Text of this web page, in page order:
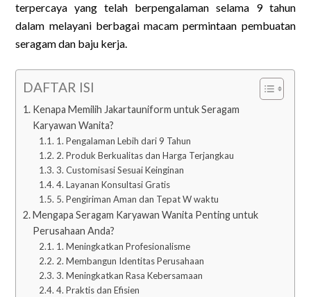
terpercaya yang telah berpengalaman selama 9 tahun
dalam melayani berbagai macam permintaan pembuatan
seragam dan baju kerja.
DAFTAR ISI
Kenapa Memilih Jakartauniform untuk Seragam
Karyawan Wanita?
1. Pengalaman Lebih dari 9 Tahun
2. Produk Berkualitas dan Harga Terjangkau
3. Customisasi Sesuai Keinginan
4. Layanan Konsultasi Gratis
5. Pengiriman Aman dan Tepat W waktu
Mengapa Seragam Karyawan Wanita Penting untuk
Perusahaan Anda?
1. Meningkatkan Profesionalisme
2. Membangun Identitas Perusahaan
3. Meningkatkan Rasa Kebersamaan
4. Praktis dan Efisien